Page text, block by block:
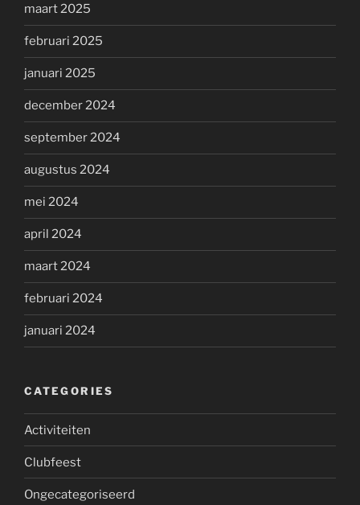
maart 2025
februari 2025
januari 2025
december 2024
september 2024
augustus 2024
mei 2024
april 2024
maart 2024
februari 2024
januari 2024
CATEGORIES
Activiteiten
Clubfeest
Ongecategoriseerd